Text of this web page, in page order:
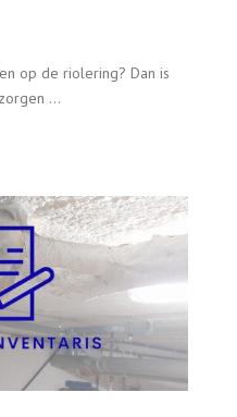
op de riolering? Dan is
...